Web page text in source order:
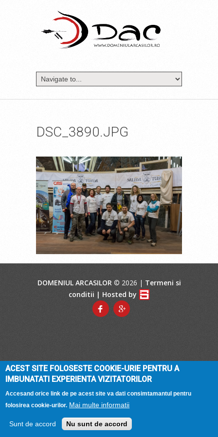
DSC_3890.JPG
DOMENIUL ARCASILOR© 2026 | Termeni si
conditii | Hosted by
ACEST SITE FOLOSESTE COOKIE-URIE PENTRU A
IMBUNATATI EXPERIENTA VIZITATORILOR
Accesand orice link de pe acest site va dati consimtamantul pentru
folosirea cookie-urilor. Mai multe informatii
Sunt de accord Nu sunt de accord